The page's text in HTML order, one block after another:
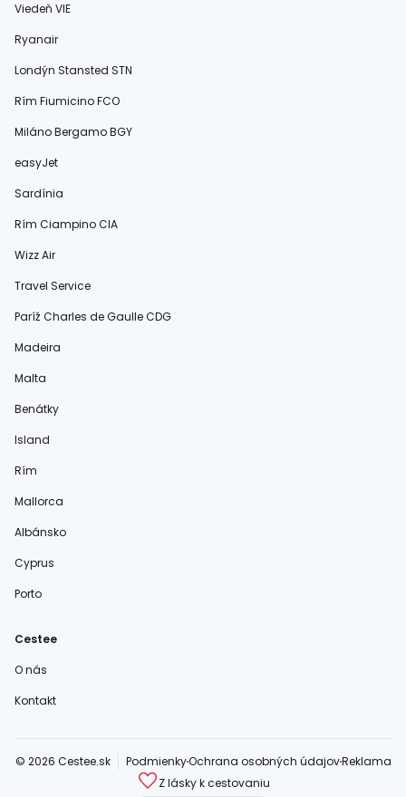
Viedeň VIE
Ryanair
Londýn Stansted STN
Rím Fiumicino FCO
Miláno Bergamo BGY
easyJet
Sardínia
Rím Ciampino CIA
Wizz Air
Travel Service
Paríž Charles de Gaulle CDG
Madeira
Malta
Benátky
Island
Rím
Mallorca
Albánsko
Cyprus
Porto
Cestee
O nás
Kontakt
© 2026 Cestee.sk PodmienkyOchrana osobných údajovReklama
Z lásky k cestovaniu